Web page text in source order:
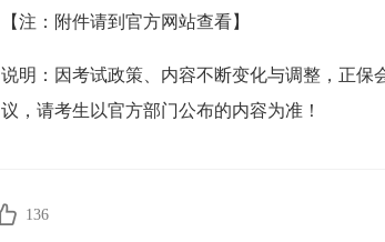
【注：附件请到官方网站查看】
说明：因考试政策、内容不断变化与调整，正保
议，请考生以官方部门公布的内容为准！
136